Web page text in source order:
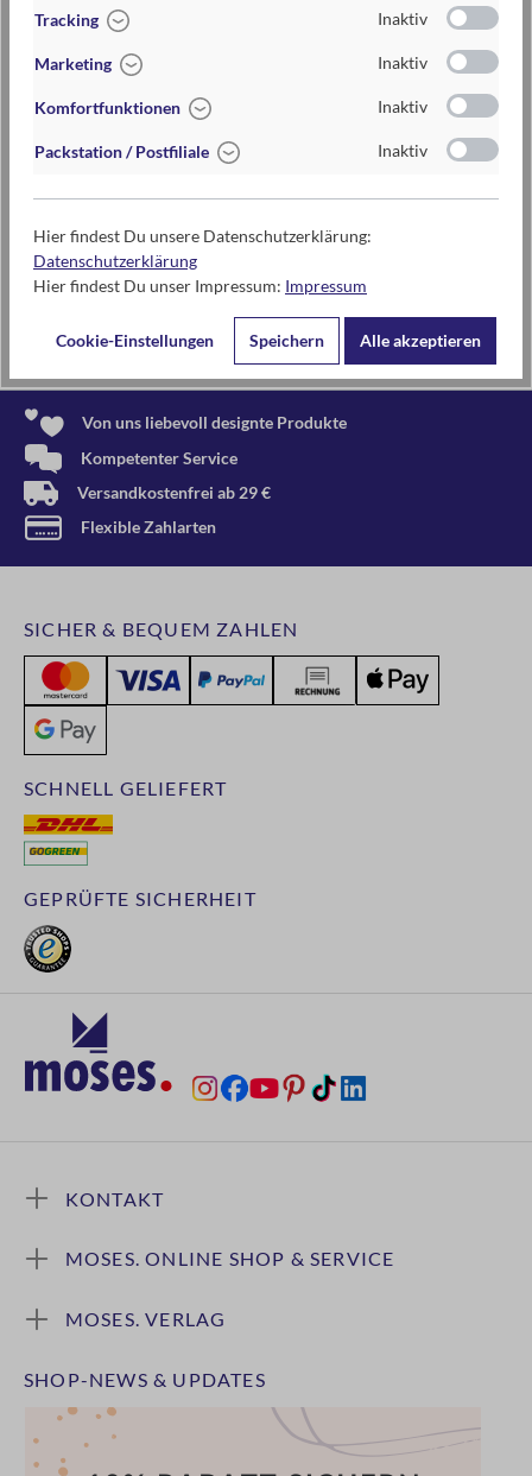
6-10 Jahre
Kontaktdaten des Herstellers
moses. Verlag GmbH
47906 Kempen
www.moses-verlag.de
Von uns liebevoll designte Produkte
Kompetenter Service
Versandkostenfrei ab 29 €
Flexible Zahlarten
GEPRÜFTE SICHERHEIT
SCHNELL GELIEFERT
SICHER & BEQUEM ZAHLEN
KONTAKT
MOSES. ONLINE SHOP & SERVICE
MOSES. VERLAG
SHOP-NEWS & UPDATES
Tracking Inaktiv
Marketing Inaktiv
Komfortfunktionen Inaktiv
Packstation / Postfiliale Inaktiv
Hier findest Du unsere Datenschutzerklärung:
Datenschutzerklärung
Hier findest Du unser Impressum: Impressum
Cookie-Einstellungen Speichern Alle akzeptieren